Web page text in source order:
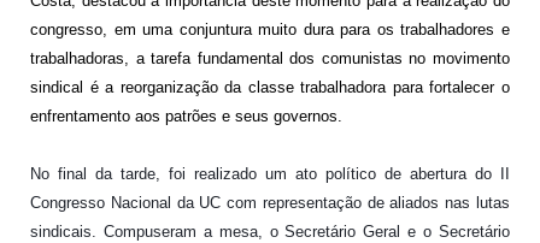
congresso, em uma conjuntura muito dura para os trabalhadores e
trabalhadoras, a tarefa fundamental dos comunistas no movimento
sindical é a reorganização da classe trabalhadora para fortalecer o
enfrentamento aos patrões e seus governos.
No final da tarde, foi realizado um ato político de abertura do II
Congresso Nacional da UC com representação de aliados nas lutas
sindicais. Compuseram a mesa, o Secretário Geral e o Secretário